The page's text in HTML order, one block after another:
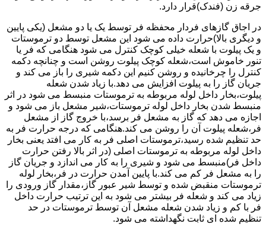
جرقه زن (فندک)قرار دارد.
در اجاق گازهای فردار محفظه فر توسط یک یا دو مشعل (یکی پایین
و دیگری بالا)حرارت داده می شود این مشعل توسط دو ترموستات
و یک پیلوت با شعله خیلی کوچک کنترل می شود هنگامی که فر یا
تنور خاموش است،شعله کوچک پیلوت روشن است و چنانچه دکمه
کنترل را چرخانیده و روشن کنیم این دکمه شیری را باز می کند و
جریان گاز را به پیلوت افزایش می دهد.با زیاد شدن شعله
پیلوت،بخار داخل لوله مربوطه به ترموستات منبسط می شود در اثر
منبسط شدن بخار داخل لوله ترموستات،شیر مشعل باز می شود و
اجازه می دهد که گاز به مشعل فر برسد،با خروج گاز از مشعل
فر،شعله پیلوت آن را روشن می کند.هنگامی که درجه حرارت فر به
حد تنظیم شده رسید،ترموستات اصلی فر به کار می افتد یعنی بخار
داخل لوله مربوطه به ترموستات اصلی (در اثر بالا رفتن حرارت
داخل فر)منبسط می شود و شیری را به کار می اندازد و جریان گاز
را به مشعل فر کم می کند.با پایین آمدن حرارت در فر،بخار لوله
ترموستات منقبض شده و توسط شیر عبور گاز،مقدار گاز ورودی را
زیاد می کند و شعله فر بیشتر می شود به این ترتیب حرارت داخل
فر با کم و زیاد شدن شعله مشعل آن توسط ترموستات در حد
تنظیم شده ای ثابت نگهداشته می شود.